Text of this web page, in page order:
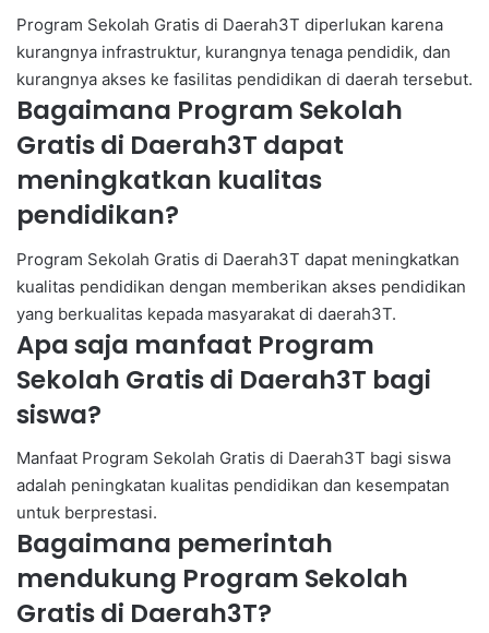
Program Sekolah Gratis di Daerah3T diperlukan karena
kurangnya infrastruktur, kurangnya tenaga pendidik, dan
kurangnya akses ke fasilitas pendidikan di daerah tersebut.
Bagaimana Program Sekolah
Gratis di Daerah3T dapat
meningkatkan kualitas
pendidikan?
Program Sekolah Gratis di Daerah3T dapat meningkatkan
kualitas pendidikan dengan memberikan akses pendidikan
yang berkualitas kepada masyarakat di daerah3T.
Apa saja manfaat Program
Sekolah Gratis di Daerah3T bagi
siswa?
Manfaat Program Sekolah Gratis di Daerah3T bagi siswa
adalah peningkatan kualitas pendidikan dan kesempatan
untuk berprestasi.
Bagaimana pemerintah
mendukung Program Sekolah
Gratis di Daerah3T?